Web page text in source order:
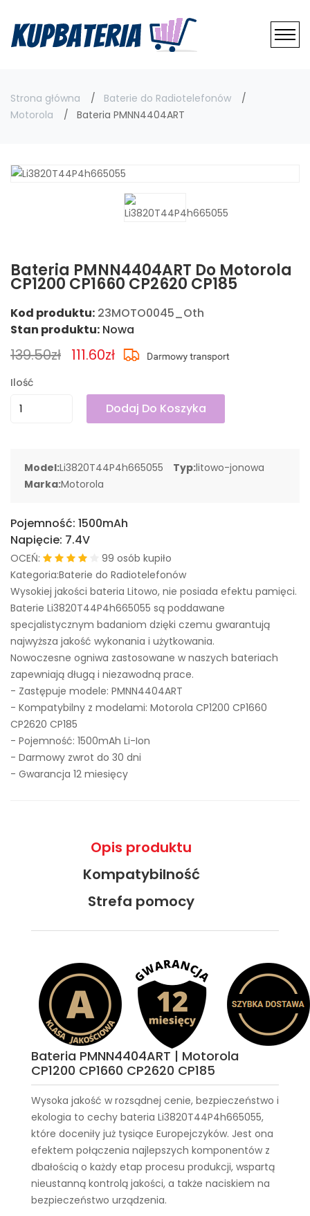
Strona główna
Baterie do Radiotelefonów
Motorola
Bateria PMNN4404ART
Bateria PMNN4404ART Do Motorola
CP1200 CP1660 CP2620 CP185
Kod produktu: 23MOTO0045_Oth
Stan produktu: Nowa
139.50zł 111.60zł
Ilość
Dodaj Do Koszyka
Model:Li3820T44P4h665055 Typ:litowo-jonowa
Marka:Motorola
Pojemność: 1500mAh
Napięcie: 7.4V
OCEŃ:
99 osób kupiło
Kategoria:Baterie do Radiotelefonów
Wysokiej jakości bateria Litowo, nie posiada efektu pamięci.
Baterie Li3820T44P4h665055 są poddawane
specjalistycznym badaniom dzięki czemu gwarantują
najwyższa jakość wykonania i użytkowania.
Nowoczesne ogniwa zastosowane w naszych bateriach
zapewniają długą i niezawodną prace.
- Zastępuje modele: PMNN4404ART
- Kompatybilny z modelami: Motorola CP1200 CP1660
CP2620 CP185
- Pojemność: 1500mAh Li-Ion
- Darmowy zwrot do 30 dni
- Gwarancja 12 miesięcy
Opis produktu
Kompatybilność
Strefa pomocy
Bateria PMNN4404ART | Motorola
CP1200 CP1660 CP2620 CP185
Wysoka jakość w rozsądnej cenie, bezpieczeństwo i
ekologia to cechy bateria Li3820T44P4h665055,
które doceniły już tysiące Europejczyków. Jest ona
efektem połączenia najlepszych komponentów z
dbałością o każdy etap procesu produkcji, wspartą
nieustanną kontrolą jakości, a także naciskiem na
bezpieczeństwo urządzenia.